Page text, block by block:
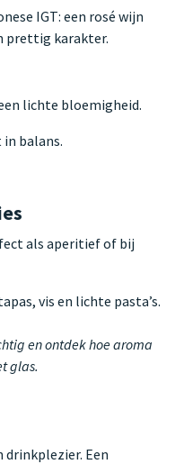
IGT: een rosé wijn
prettig karakter.
lichte bloemigheid.
balans.
als aperitief of bij
vis en lichte pasta’s.
en ontdek hoe aroma
glas.
drinkplezier. Een